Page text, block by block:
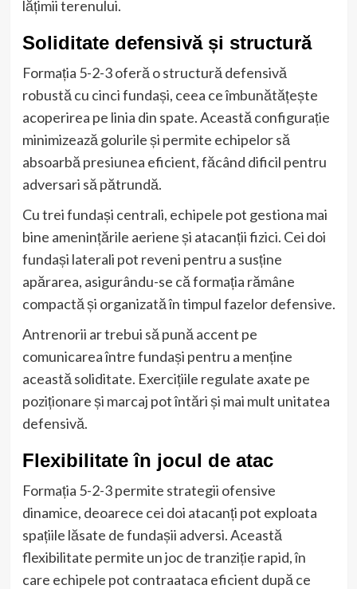
lățimii terenului.
Soliditate defensivă și structură
Formația 5-2-3 oferă o structură defensivă
robustă cu cinci fundași, ceea ce îmbunătățește
acoperirea pe linia din spate. Această configurație
minimizează golurile și permite echipelor să
absoarbă presiunea eficient, făcând dificil pentru
adversari să pătrundă.
Cu trei fundași centrali, echipele pot gestiona mai
bine amenințările aeriene și atacanții fizici. Cei doi
fundași laterali pot reveni pentru a susține
apărarea, asigurându-se că formația rămâne
compactă și organizată în timpul fazelor defensive.
Antrenorii ar trebui să pună accent pe
comunicarea între fundași pentru a menține
această soliditate. Exercițiile regulate axate pe
poziționare și marcaj pot întări și mai mult unitatea
defensivă.
Flexibilitate în jocul de atac
Formația 5-2-3 permite strategii ofensive
dinamice, deoarece cei doi atacanți pot exploata
spațiile lăsate de fundașii adversi. Această
flexibilitate permite un joc de tranziție rapid, în
care echipele pot contraataca eficient după ce